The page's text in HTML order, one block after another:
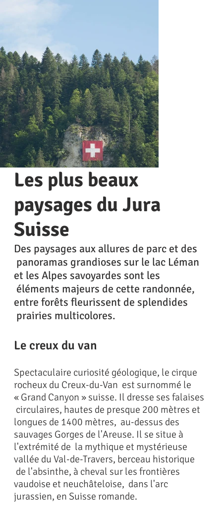
Les plus beaux
paysages du Jura
Suisse
Des paysages aux allures de parc et des
panoramas grandioses sur le lac Léman
et les Alpes savoyardes sont les
éléments majeurs de cette randonnée,
entre forêts fleurissent de splendides
prairies multicolores.
Le creux du van
Spectaculaire curiosité géologique, le cirque
rocheux du Creux-du-Van est surnommé le
« Grand Canyon » suisse. Il dresse ses falaises
circulaires, hautes de presque 200 mètres et
longues de 1400 mètres, au-dessus des
sauvages Gorges de l'Areuse. Il se situe à
l'extrémité de la mythique et mystérieuse
vallée du Val-de-Travers, berceau historique
de l'absinthe, à cheval sur les frontières
vaudoise et neuchâteloise, dans l'arc
jurassien, en Suisse romande.